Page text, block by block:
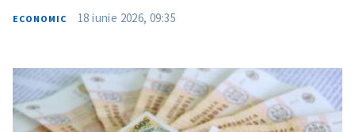
ECONOMIC 18 iunie 2026, 09:35